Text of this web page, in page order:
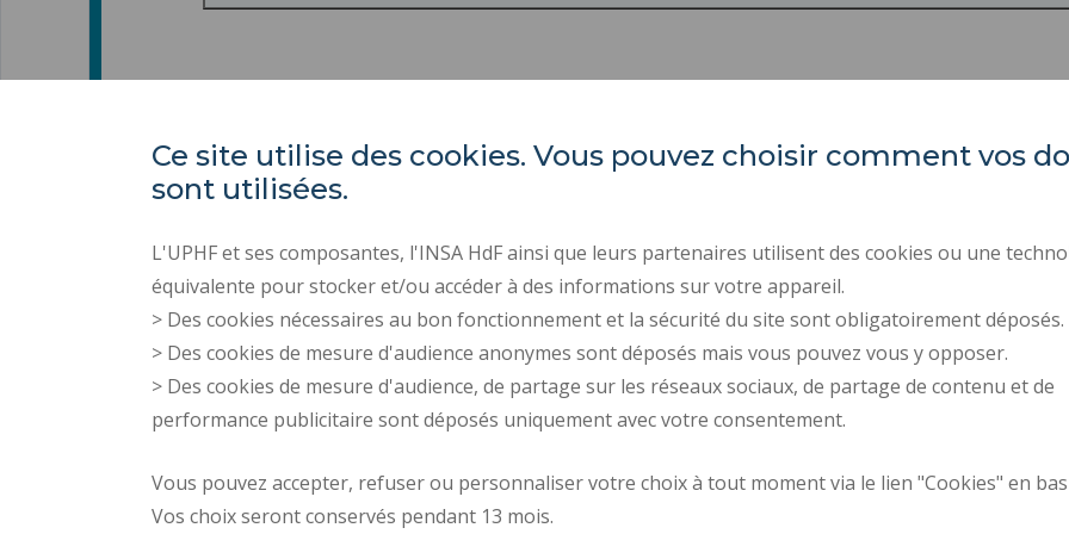
Université Polytechnique
Campus Mont Houy
59313 Valenciennes cedex 9
Tél. : 03 27 51 12 34
ACTES
DONNÉES
CRÉDITS
ACCESSIBILITÉ : NON
Requête
Ce site utilise des cookies. Vous pouvez choisir comment vos
sont utilisées.
L'UPHF et ses composantes, l'INSA HdF ainsi que leurs partenaires utilisent des cookies ou une
équivalente pour stocker et/ou accéder à des informations sur votre appareil.
> Des cookies nécessaires au bon fonctionnement et la sécurité du site sont obligatoirement déposés.
> Des cookies de mesure d'audience anonymes sont déposés mais vous pouvez vous y opposer.
> Des cookies de mesure d'audience, de partage sur les réseaux sociaux, de partage de contenu et de
performance publicitaire sont déposés uniquement avec votre consentement.
Vous pouvez accepter, refuser ou personnaliser votre choix à tout moment via le lien "Cookies" en bas
Vos choix seront conservés pendant 13 mois.